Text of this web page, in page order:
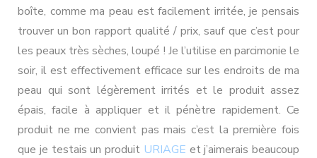
boîte, comme ma peau est facilement irritée, je pensais
trouver un bon rapport qualité / prix, sauf que c’est pour
les peaux très sèches, loupé ! Je l’utilise en parcimonie le
soir, il est effectivement efficace sur les endroits de ma
peau qui sont légèrement irrités et le produit assez
épais, facile à appliquer et il pénètre rapidement. Ce
produit ne me convient pas mais c’est la première fois
que je testais un produit URIAGE et j’aimerais beaucoup